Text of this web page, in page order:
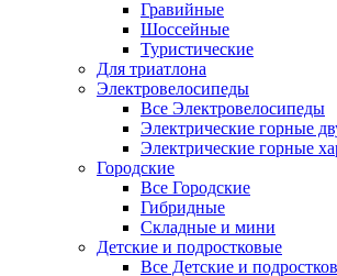
Гравийные
Шоссейные
Туристические
Для триатлона
Электровелосипеды
Все Электровелосипеды
Электрические горные
Электрические горные
Городские
Все Городские
Гибридные
Складные и мини
Детские и подростковые
Все Детские и